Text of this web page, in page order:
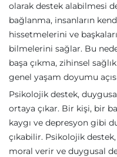
olarak destek alabilmesi
bağlanma, insanların
hissetmelerini ve
bilmelerini sağlar. Bu
başa çıkma, zihinsel
genel yaşam doyumu
Psikolojik destek,
ortaya çıkar. Bir kişi, bir
kaygı ve depresyon gibi
çıkabilir. Psikolojik
moral verir ve duygusal